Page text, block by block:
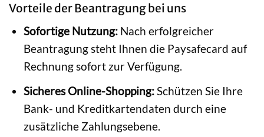
Vorteile der Beantragung bei uns
Sofortige Nutzung:Nach erfolgreicher
Beantragung steht Ihnen die Paysafecard auf
Rechnung sofort zur Verfügung.
Sicheres Online-Shopping:Schützen Sie Ihre
Bank- und Kreditkartendaten durch eine
zusätzliche Zahlungsebene.